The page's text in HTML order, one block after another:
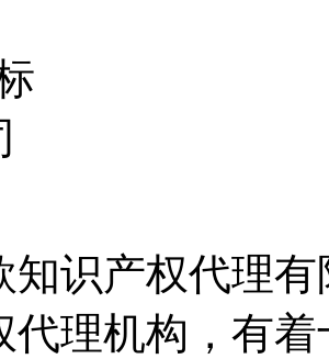
知识产权代理
代理机构，有